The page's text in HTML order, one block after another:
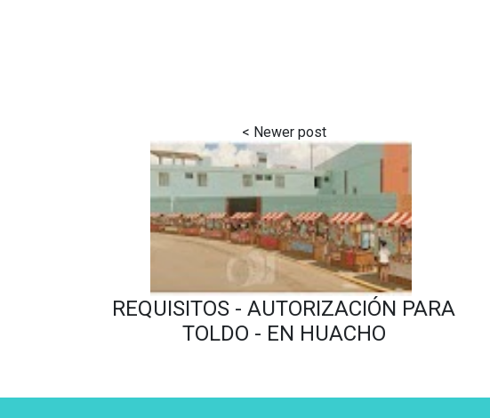
REQUISITOS - AUTORIZACIÓN PARA
TOLDO - EN HUACHO